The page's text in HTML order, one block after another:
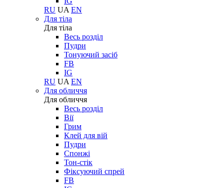
RU UA EN
Для тіла
Для тіла
Весь розділ
Пудри
Тонуючий засіб
FB
IG
RU UA EN
Для обличчя
Для обличчя
Весь розділ
Вії
Грим
Клей для вій
Пудри
Спонжі
Тон-стік
Фіксуючий спрей
FB